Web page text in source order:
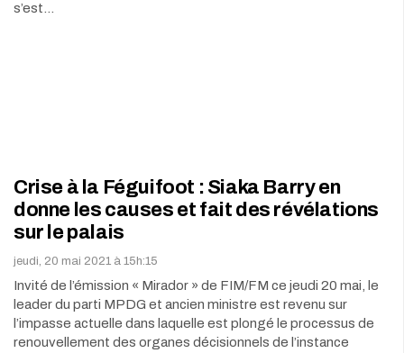
s’est…
Crise à la Féguifoot : Siaka Barry en
donne les causes et fait des révélations
sur le palais
jeudi, 20 mai 2021 à 15h:15
Invité de l’émission « Mirador » de FIM/FM ce jeudi 20 mai, le
leader du parti MPDG et ancien ministre est revenu sur
l’impasse actuelle dans laquelle est plongé le processus de
renouvellement des organes décisionnels de l’instance